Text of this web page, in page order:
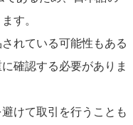
す。
れている可能性もある
確認する必要がありま
けて取引を行うことも